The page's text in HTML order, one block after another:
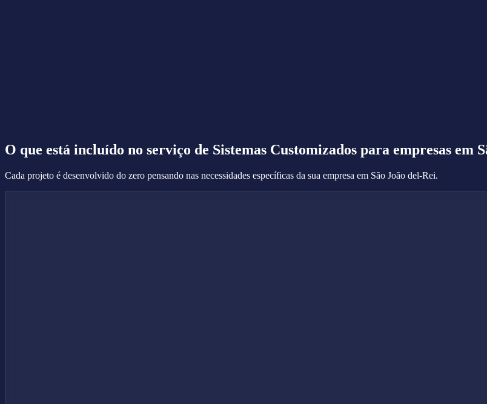
O que está incluído no serviço de Sistemas Customizados para empresas em
Cada projeto é desenvolvido do zero pensando nas necessidades específicas da sua empresa em São João del-Rei.